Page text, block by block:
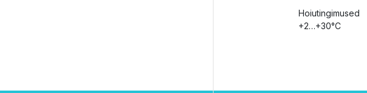
Hoiutingimused
+2…+30°C